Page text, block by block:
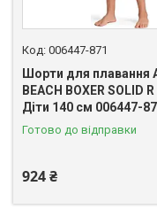
006447-871
Шорти для плавання
BEACH BOXER SOLID R
Діти 140 см 006447-
Готово до відправки
924 ₴